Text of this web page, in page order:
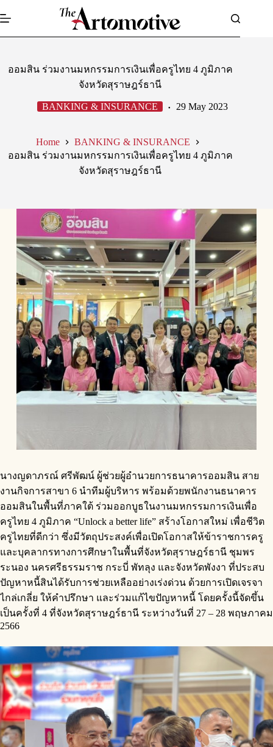
to
ออมสิน ร่วมงานมหกรรมการเงินเพื่อครูไทย 4 ภูมิภาค
จังหวัดสุราษฎร์ธานี
BANKING & INSURANCE 29 May 2023
Home
BANKING & INSURANCE
ออมสิน ร่วมงานมหกรรมการเงินเพื่อครูไทย 4 ภูมิภาค
จังหวัดสุราษฎร์ธานี
นางญดาภรณ์ ศรีพัฒน์ ผู้ช่วยผู้อำนวยการธนาคารออมสิน สาย
งานกิจการสาขา 6 นำทีมผู้บริหาร พร้อมด้วยพนักงานธนาคาร
ออมสินในพื้นที่ภาคใต้ ร่วมออกบูธในงานมหกรรมการเงินเพื่อ
ครูไทย 4 ภูมิภาค “Unlock a better life” สร้างโอกาสใหม่ เพื่อชีวิต
ครูไทยที่ดีกว่า ซึ่งมีวัตถุประสงค์เพื่อเปิดโอกาสให้ข้าราชการครู
และบุคลากรทางการศึกษาในพื้นที่จังหวัดสุราษฎร์ธานี ชุมพร
ระนอง นครศรีธรรมราช กระบี่ พัทลุง และจังหวัดพังงา ที่ประสบ
ปัญหาหนี้สินได้รับการช่วยเหลืออย่างเร่งด่วน ด้วยการเปิดเจรจา
ไกล่เกลี่ย ให้คำปรึกษา และร่วมแก้ไขปัญหาหนี้ โดยครั้งนี้จัดขึ้น
เป็นครั้งที่ 4 ที่จังหวัดสุราษฎร์ธานี ระหว่างวันที่ 27 – 28 พฤษภาคม
2566